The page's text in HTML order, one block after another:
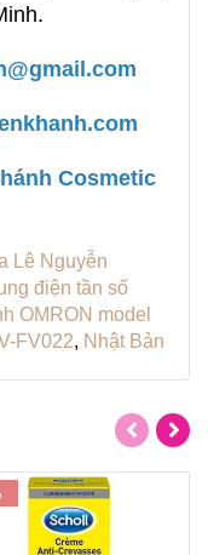
Cosmetic
Lê Nguyễn
điện tần số
OMRON model
FV022, Nhật Bản